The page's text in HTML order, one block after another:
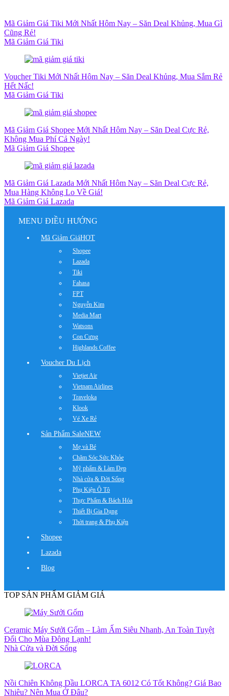
Mã Giảm Giá Tiki Mới Nhất Hôm Nay – Săn Deal Khủng, Mua Gì
Cũng Rẻ!
Mã Giảm Giá Tiki
Voucher Tiki Mới Nhất Hôm Nay – Săn Deal Khủng, Mua Sắm Rẻ
Hết Nấc!
Mã Giảm Giá Tiki
Mã Giảm Giá Shopee Mới Nhất Hôm Nay – Săn Deal Cực Rẻ,
Không Mua Phí Cả Ngày!
Mã Giảm Giá Shopee
Mã Giảm Giá Lazada Mới Nhất Hôm Nay – Săn Deal Cực Rẻ,
Mua Hàng Không Lo Về Giá!
Mã Giảm Giá Lazada
MENU ĐIỀU HƯỚNG
Mã Giảm GiáHOT
Shopee
Lazada
Tiki
Fahasa
FPT
Nguyễn Kim
Media Mart
Watsons
Con Cưng
Highlands Coffee
Voucher Du Lịch
Vietjet Air
Vietnam Airlines
Traveloka
Klook
Vé Xe Rẻ
Sản Phẩm SaleNEW
Mẹ và Bé
Chăm Sóc Sức Khỏe
Mỹ phẩm & Làm Đẹp
Nhà cửa & Đời Sống
Phụ Kiện Ô Tô
Thực Phẩm & Bách Hóa
Thiết Bị Gia Dụng
Thời trang & Phụ Kiện
Shopee
Lazada
Blog
TOP SẢN PHẨM GIẢM GIÁ
Ceramic Máy Sưởi Gốm – Làm Ấm Siêu Nhanh, An Toàn Tuyệt
Đối Cho Mùa Đông Lạnh!
Nhà Cửa và Đời Sống
Nồi Chiên Không Dầu LORCA TA 6012 Có Tốt Không? Giá Bao
Nhiêu? Nên Mua Ở Đâu?